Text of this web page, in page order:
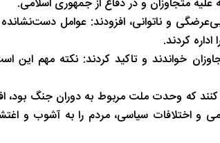
متجاوزان و در دفاع از جمهوری اسلامی.
و ناتوانی، افزودند: عوامل
کردند.
خواندند و تاکید کردند: نکته مهم
کنند که وحدت ملت مربوط به دوران جنگ بود،‌
و اختلافات سیاسی،‌ مردم را به آشوب و